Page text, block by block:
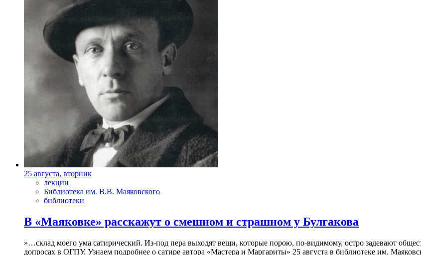
25 августа, вторник
лекции
Библиотека им. В.В. Маяковского
библиотеки
В «Маяковке» расскажут о смешном и страшном у Булгакова
»…склад моего ума сатирический. Из-под пера выходят вещи, которые порою, по-видимому, остро задевают
допросах в ОГПУ. Узнаем подробнее о сатире автора «Мастера и Маргариты» 25 августа в библиотеке им.